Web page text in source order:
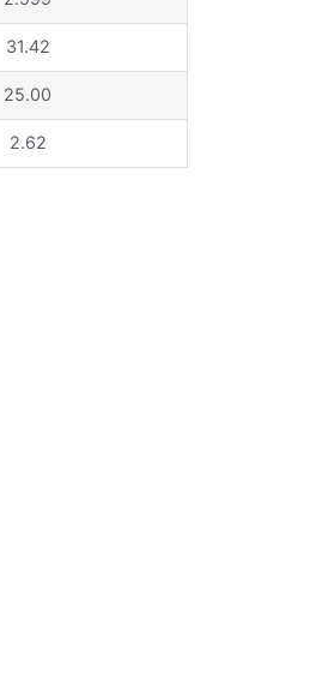
31.42
25.00
2.62